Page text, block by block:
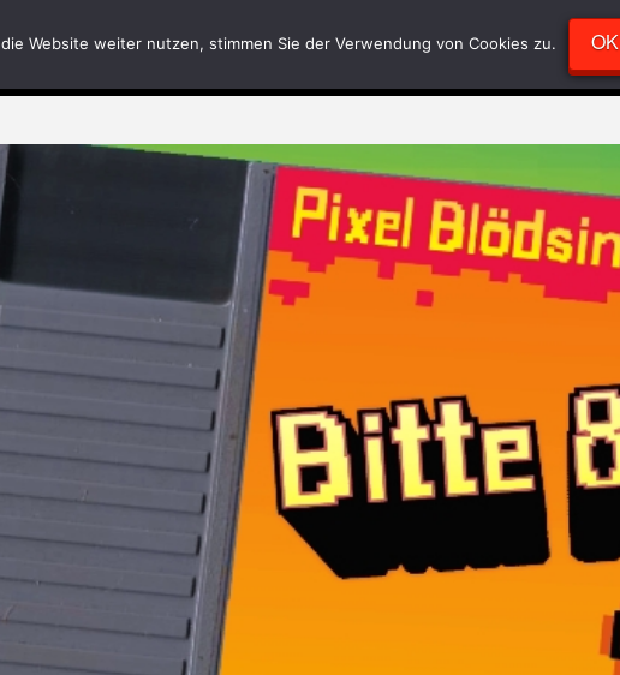
Geschriebenes RätselEcke Test-Labor
Website weiter nutzen, stimmen Sie der Verwendung von Cookies zu. OK